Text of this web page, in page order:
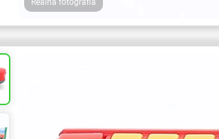
Reálna fotografia